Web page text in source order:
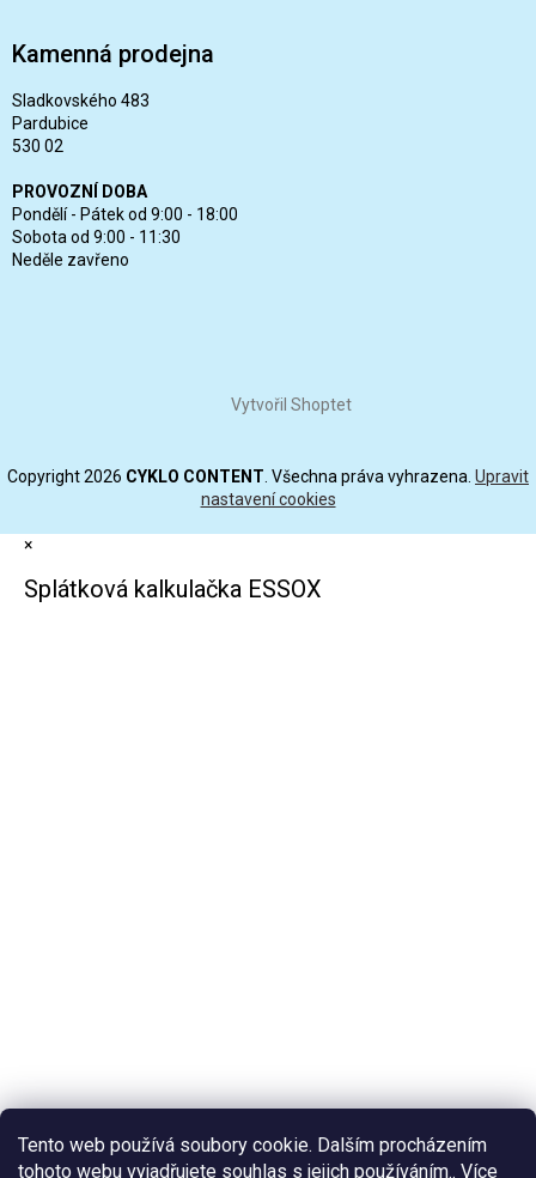
Tento web používá soubory cookie. Dalším procházením
tohoto webu vyjadřujete souhlas s jejich používáním.. Více
Kamenná prodejna
Sladkovského 483
Pardubice
530 02
PROVOZNÍ DOBA
Pondělí - Pátek od 9:00 - 18:00
Sobota od 9:00 - 11:30
Neděle zavřeno
Vytvořil Shoptet
Copyright 2026 CYKLO CONTENT . Všechna práva vyhrazena. Upravit
nastavení cookies
×
Splátková kalkulačka ESSOX